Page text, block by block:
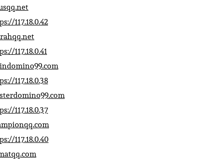
117.18.0.42
117.18.0.41
117.18.0.38
117.18.0.37
117.18.0.40